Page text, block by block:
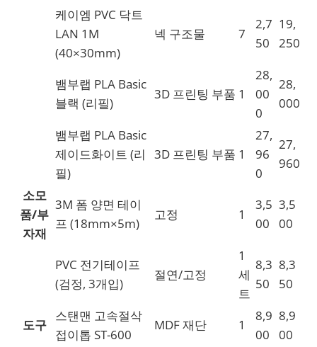
케이엠 PVC 닥트
LAN 1M
(40×30mm)
넥 구조물 7
2,7
50
19,
250
뱀부랩 PLA Basic
블랙 (리필)
3D 프린팅 부품 1
28,
00
0
28,
000
뱀부랩 PLA Basic
제이드화이트 (리
필)
3D 프린팅 부품 1
27,
96
0
27,
960
소모
품/부
자재
3M 폼 양면 테이
프 (18mm×5m)
고정 1
3,5
00
3,5
00
PVC 전기테이프
(검정, 3개입)
절연/고정
1
세
트
8,3
50
8,3
50
도구
스탠맨 고속절삭
접이톱 ST-600
MDF 재단 1
8,9
00
8,9
00